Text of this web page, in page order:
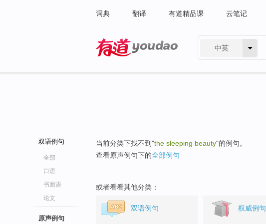
词典 翻译 有道精品课 云笔记
中英
双语例句
全部
口语
书面语
论文
原声例句
当前分类下找不到"the sleeping beauty"的例句。
查看原声例句下的全部例句
或者看看其他分类：
双语例句 权威例句